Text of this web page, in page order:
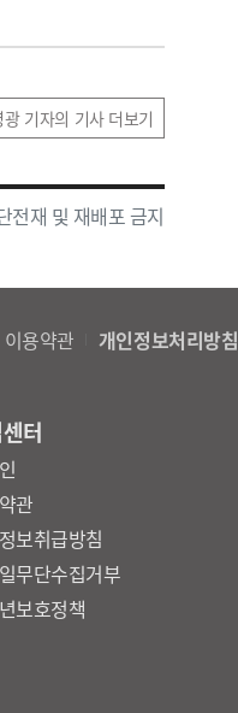
광 기자의 기사 더보기
재 및 재배포 금지
이용약관 개인정보처리방침
터
관
보취급방침
무단수집거부
보호정책